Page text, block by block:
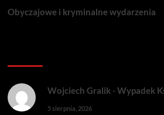
Obyczajowe i kryminalne wydarzenia
Wojciech Gralik-Wypadek
5 sierpnia, 2026